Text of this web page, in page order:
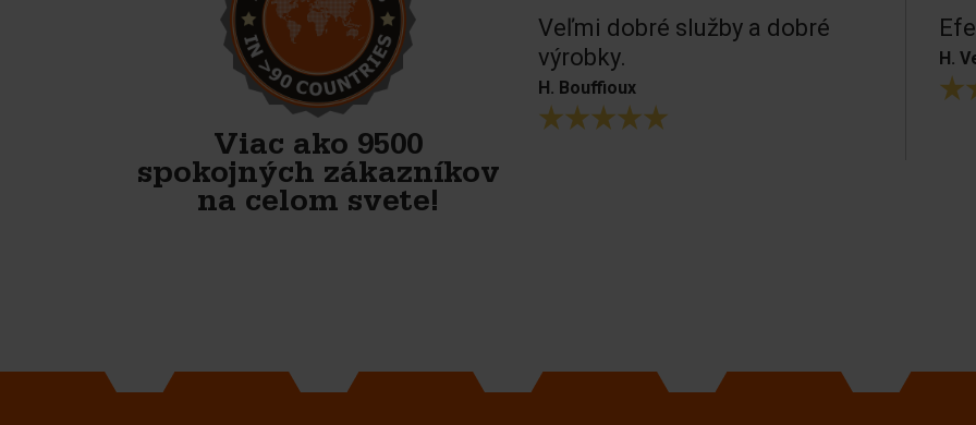
Viac ako 9500
spokojných zákazníkov
na celom svete!
Veľmi spoľahlivý, priateľský
partner. Majú najlepšie formy
na betónové tvárnice.
Bagger- & Fuhrbetrieb Jütte GmbH
Veľmi dobré služby a dobré
výrobky.
H. Bouffioux
H.